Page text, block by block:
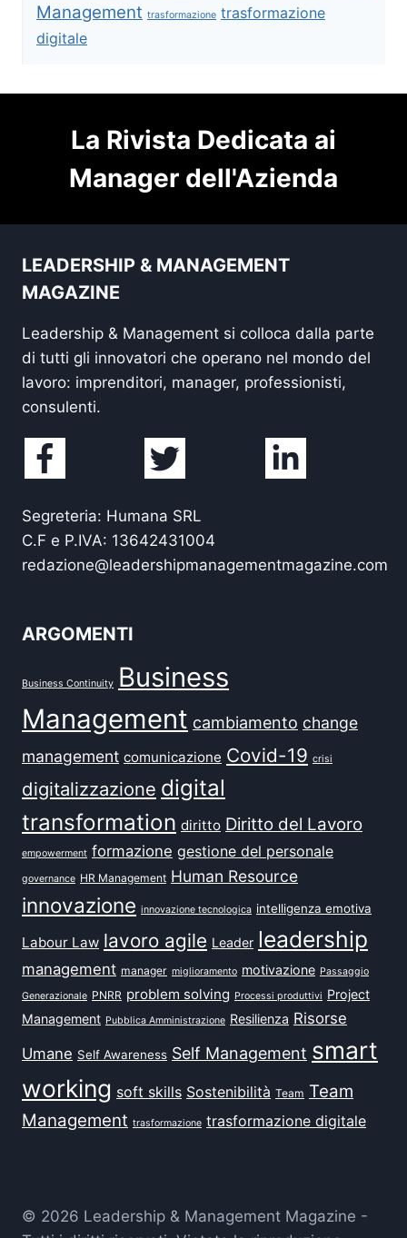
Management trasformazione trasformazione
digitale
La Rivista Dedicata ai
Manager dell'Azienda
LEADERSHIP & MANAGEMENT
MAGAZINE
Leadership & Management si colloca dalla parte
di tutti gli innovatori che operano nel mondo del
lavoro: imprenditori, manager, professionisti,
consulenti.
Segreteria: Humana SRL
C.F e P.IVA: 13642431004
redazione@leadershipmanagementmagazine.com
ARGOMENTI
Business Continuity Business
Management cambiamento change
management comunicazione Covid-19 crisi
digitalizzazione digital
transformation diritto Diritto del Lavoro
empowerment formazione gestione del personale
governance HR Management Human Resource
innovazione innovazione tecnologica intelligenza emotiva
Labour Law lavoro agile Leader leadership
management manager miglioramento motivazione Passaggio
Generazionale PNRR problem solving Processi produttivi Project
Management Pubblica Amministrazione Resilienza Risorse
Umane Self Awareness Self Management smart
working soft skills Sostenibilità Team Team
Management trasformazione trasformazione digitale
© 2026 Leadership & Management Magazine -